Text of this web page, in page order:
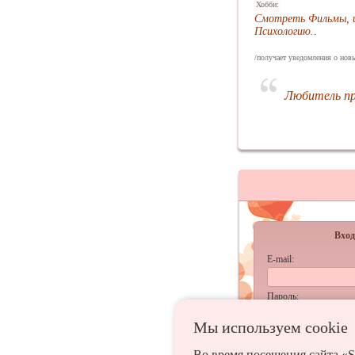
Хобби:
Смотреть Фильмы,
Психологию. .
/получает уведомления о
Любитель
Мы используем сookie
E-mail:
Пароль:
запомнить